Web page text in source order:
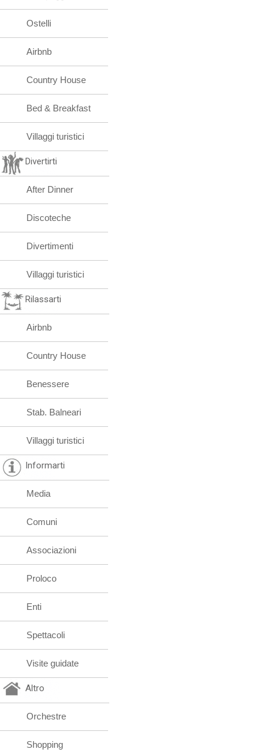
Ostelli
Airbnb
Country House
Bed & Breakfast
Villaggi turistici
Divertirti
After Dinner
Discoteche
Divertimenti
Villaggi turistici
Rilassarti
Airbnb
Country House
Benessere
Stab. Balneari
Villaggi turistici
Informarti
Media
Comuni
Associazioni
Proloco
Enti
Spettacoli
Visite guidate
Altro
Orchestre
Shopping